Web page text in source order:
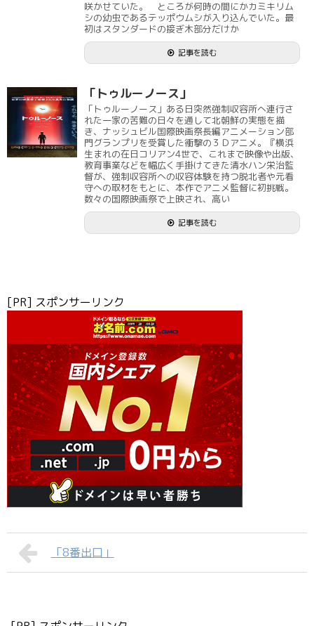
咲かせていた。 ところが何時の間にかカミキリム
シの幼虫であるテッポウムシが入り込んでいた。最
初はスタンダードの接ぎ木部分だけか
記事を読む
「トゥルーノース」
「トゥルーノース」ある日突然強制収容所へ連行さ
れた一家の苦難の日々を通して北朝鮮の実態を描
き、ナッシュビル国際映画祭長編アニメーション部
門グランプリを受賞した衝撃の３Ｄアニメ。『横浜
生まれの在日コリアン4世で、これまで映像や出版、
教育事業などを幅広く手掛けてきた清水ハン栄治監
督が、強制収容所への収容体験を持つ脱北者や元看
守への取材をもとに、本作でアニメ監督に初挑戦。
数々の国際映画祭で上映され、高い
記事を読む
[PR] スポンサーリンク
「8番出口」